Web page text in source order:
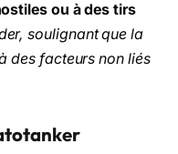
ou à des tirs
soulignant que la
des facteurs non liés